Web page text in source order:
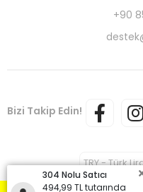
+90
Bizi Takip Edin!
TRY - Türk
304 Nolu Satıcı
494,99 TL tutarında